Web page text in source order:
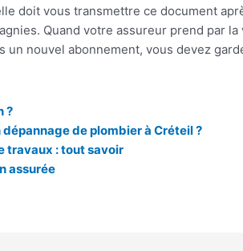
doit vous transmettre ce document
Quand votre assureur prend par
un nouvel abonnement, vous devez
?
dépannage de plombier à Créteil ?
travaux : tout savoir
assurée